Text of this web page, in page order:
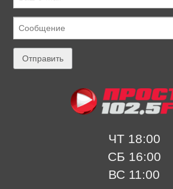
ЧТ 18:00
СБ 16:00
ВС 11:00